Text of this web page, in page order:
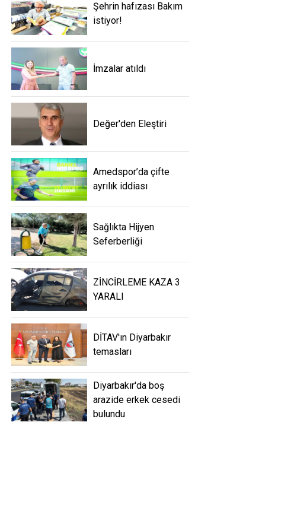
Şehrin hafızası Bakım
istiyor!
İmzalar atıldı
Değer'den Eleştiri
Amedspor’da çifte
ayrılık iddiası
Sağlıkta Hijyen
Seferberliği
ZİNCİRLEME KAZA 3
YARALI
DİTAV'ın Diyarbakır
temasları
Diyarbakır'da boş
arazide erkek cesedi
bulundu